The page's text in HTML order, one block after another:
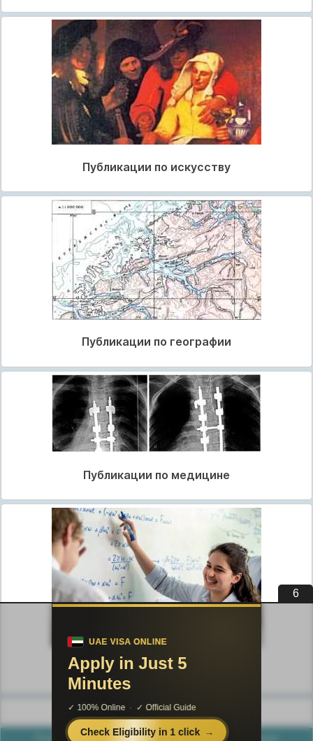
Публикации по искусству
Публикации по географии
Публикации по медицине
Публикации по педагогике
Разделы публикаций
Poznayka.org - Познайка.Орг - 2016-2026 год. Материал
5